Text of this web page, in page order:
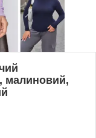
малиновий,